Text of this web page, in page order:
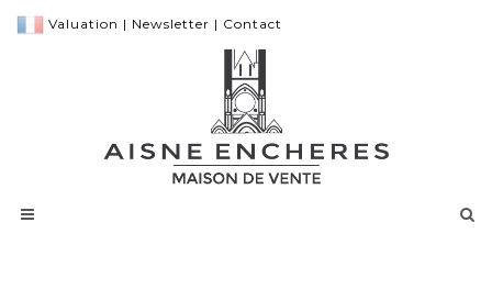
Valuation | Newsletter | Contact